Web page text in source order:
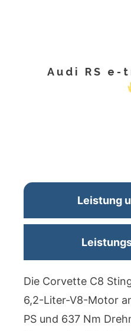
Audi RS e-
Leistung
Die Corvette C8
6,2-Liter-V8-Motor
PS und 637 Nm